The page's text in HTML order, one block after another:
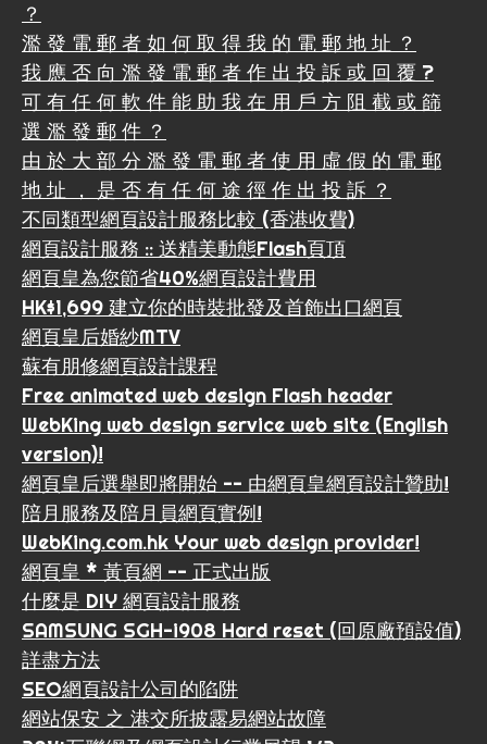
？
濫 發 電 郵 者 如 何 取 得 我 的 電 郵 地 址 ？
我 應 否 向 濫 發 電 郵 者 作 出 投 訴 或 回 覆 ?
可 有 任 何 軟 件 能 助 我 在 用 戶 方 阻 截 或 篩
選 濫 發 郵 件 ？
由 於 大 部 分 濫 發 電 郵 者 使 用 虛 假 的 電 郵
地 址 ， 是 否 有 任 何 途 徑 作 出 投 訴 ？
不同類型網頁設計服務比較 (香港收費)
網頁設計服務 :: 送精美動態Flash頁頂
網頁皇為您節省40%網頁設計費用
HK$1,699 建立你的時裝批發及首飾出口網頁
網頁皇后婚紗MTV
蘇有朋修網頁設計課程
Free animated web design Flash header
WebKing web design service web site (English
version)!
網頁皇后選舉即將開始 -- 由網頁皇網頁設計贊助!
陪月服務及陪月員網頁實例!
WebKing.com.hk Your web design provider!
網頁皇 * 黃頁網 -- 正式出版
什麼是 DIY 網頁設計服務
SAMSUNG SGH-i908 Hard reset (回原廠預設值)
詳盡方法
SEO網頁設計公司的陷阱
網站保安 之 港交所披露易網站故障